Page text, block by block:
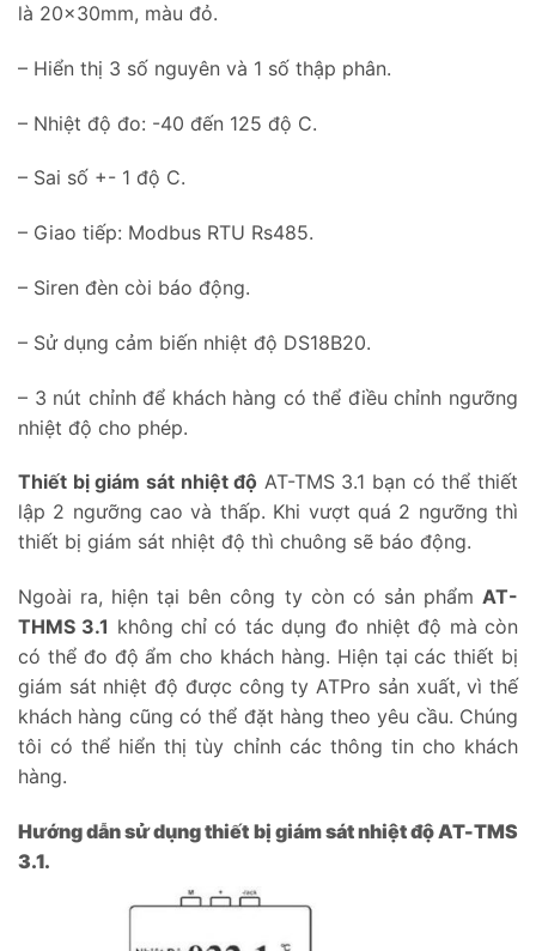
là 20x30mm, màu đỏ.
– Hiển thị 3 số nguyên và 1 số thập phân.
– Nhiệt độ đo: -40 đến 125 độ C.
– Sai số +- 1 độ C.
– Giao tiếp: Modbus RTU Rs485.
– Siren đèn còi báo động.
– Sử dụng cảm biến nhiệt độ DS18B20.
– 3 nút chỉnh để khách hàng có thể điều chỉnh ngưỡng
nhiệt độ cho phép.
Thiết bị giám sát nhiệt độ AT-TMS 3.1 bạn có thể thiết
lập 2 ngưỡng cao và thấp. Khi vượt quá 2 ngưỡng thì
thiết bị giám sát nhiệt độ thì chuông sẽ báo động.
Ngoài ra, hiện tại bên công ty còn có sản phẩm AT-
THMS 3.1 không chỉ có tác dụng đo nhiệt độ mà còn
có thể đo độ ẩm cho khách hàng. Hiện tại các thiết bị
giám sát nhiệt độ được công ty ATPro sản xuất, vì thế
khách hàng cũng có thể đặt hàng theo yêu cầu. Chúng
tôi có thể hiển thị tùy chỉnh các thông tin cho khách
hàng.
Hướng dẫn sử dụng thiết bị giám sát nhiệt độ AT-TMS
3.1.